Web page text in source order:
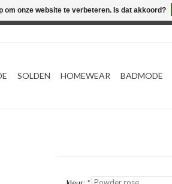
SOLDEN HOMEWEAR BADMODE
om onze website te verbeteren. Is dat akkoord?
Webshop werkt met EU